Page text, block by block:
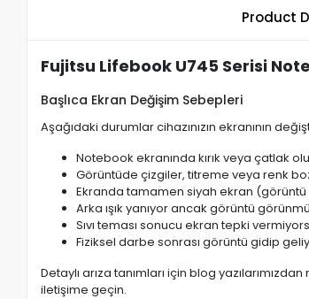
Product
Fujitsu Lifebook U745 Serisi
Başlıca Ekran Değişim Sebepleri
Aşağıdaki durumlar cihazınızın ekranının
Notebook ekranında kırık veya çatlak
Görüntüde çizgiler, titreme veya renk
Ekranda tamamen siyah ekran
Arka ışık yanıyor ancak görüntü
Sıvı teması sonucu ekran tepki
Fiziksel darbe sonrası görüntü gidip
Detaylı arıza tanımları için blog
iletişime geçin.